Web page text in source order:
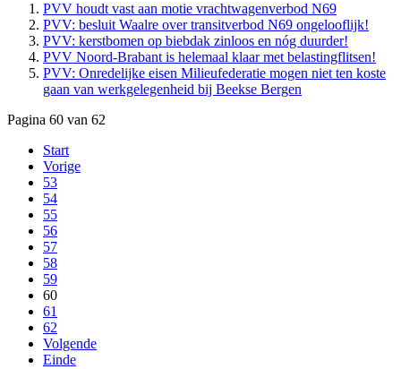
PVV houdt vast aan motie vrachtwagenverbod N69
PVV: besluit Waalre over transitverbod N69 ongelooflijk!
PVV: kerstbomen op biebdak zinloos en nóg duurder!
PVV Noord-Brabant is helemaal klaar met belastingflitsen!
PVV: Onredelijke eisen Milieufederatie mogen niet ten koste
gaan van werkgelegenheid bij Beekse Bergen
Pagina 60 van 62
Start
Vorige
53
54
55
56
57
58
59
60
61
62
Volgende
Einde